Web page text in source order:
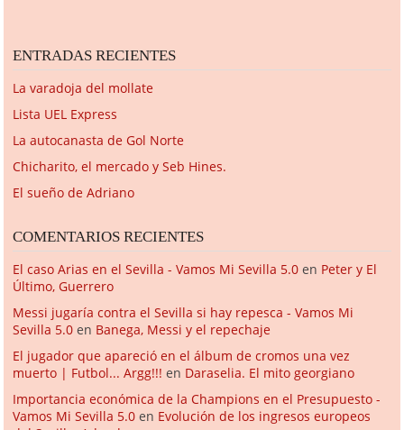
ENTRADAS RECIENTES
La varadoja del mollate
Lista UEL Express
La autocanasta de Gol Norte
Chicharito, el mercado y Seb Hines.
El sueño de Adriano
COMENTARIOS RECIENTES
El caso Arias en el Sevilla - Vamos Mi Sevilla 5.0 en Peter y El
Último, Guerrero
Messi jugaría contra el Sevilla si hay repesca - Vamos Mi
Sevilla 5.0 en Banega, Messi y el repechaje
El jugador que apareció en el álbum de cromos una vez
muerto | Futbol... Argg!!! en Daraselia. El mito georgiano
Importancia económica de la Champions en el Presupuesto -
Vamos Mi Sevilla 5.0 en Evolución de los ingresos europeos